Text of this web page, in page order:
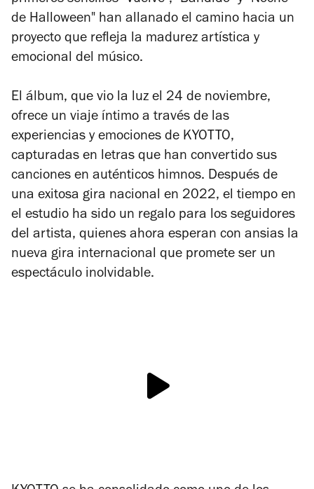
de Halloween" han allanado el camino hacia un
proyecto que refleja la madurez artística y
emocional del músico.
El álbum, que vio la luz el 24 de noviembre,
ofrece un viaje íntimo a través de las
experiencias y emociones de KYOTTO,
capturadas en letras que han convertido sus
canciones en auténticos himnos. Después de
una exitosa gira nacional en 2022, el tiempo en
el estudio ha sido un regalo para los seguidores
del artista, quienes ahora esperan con ansias la
nueva gira internacional que promete ser un
espectáculo inolvidable.